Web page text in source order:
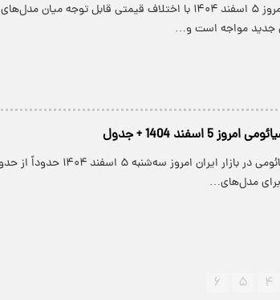
بازار گوشی‌های اپل امروز ۵ اسفند ۱۴۰۴ با اختلاف قیمتی قابل توجه میان مدل‌های
جدید مواجه است و…
5 اسفند 1404 + جدول
۴ ۵ ۶